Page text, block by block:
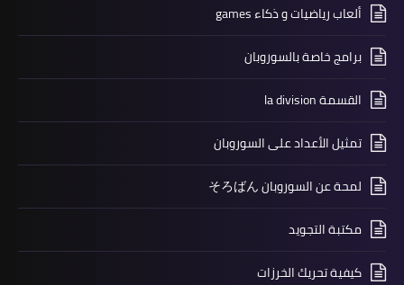
ألعاب رياضيات و ذكاء games
برامج خاصة بالسوروبان
القسمة la division
تمثيل الأعداد على السوروبان
لمحة عن السوروبان そろばん
مكتبة التجويد
كيفية تحريك الخرزات